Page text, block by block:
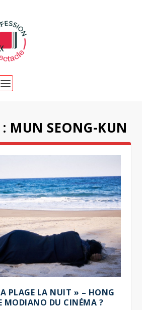
MUN SEONG-KUN
PLAGE LA NUIT » – HONG
MODIANO DU CINÉMA ?